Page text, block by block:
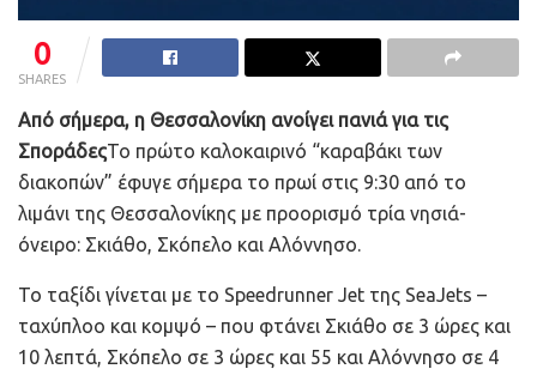
0
SHARES
Από σήμερα, η Θεσσαλονίκη ανοίγει πανιά για τις
ΣποράδεςΤο πρώτο καλοκαιρινό “καραβάκι των
διακοπών” έφυγε σήμερα το πρωί στις 9:30 από το
λιμάνι της Θεσσαλονίκης με προορισμό τρία νησιά-
όνειρο: Σκιάθο, Σκόπελο και Αλόννησο.
Το ταξίδι γίνεται με το Speedrunner Jet της SeaJets –
ταχύπλοο και κομψό – που φτάνει Σκιάθο σε 3 ώρες και
10 λεπτά, Σκόπελο σε 3 ώρες και 55 και Αλόννησο σε 4